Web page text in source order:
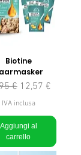
Biotine
regolare
€ Prezzo scontato
12,57 €
IVA inclusa
Aggiungi al
carrello